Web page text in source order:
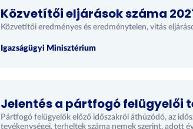
Közvetítői eljárások száma
Közvetítői eredményes és eredménytelen, vitás
Igazságügyi Minisztérium
Jelentés a pártfogó felügyelői
Pártfogó felügyelők előző időszakról áthúzódó, az
tevékenységei, terheltek száma nemek szerint, adott